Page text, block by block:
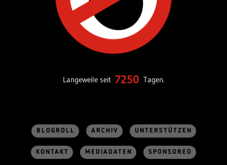
Langeweile seit 7250 Tagen.
BLOGROLL ARCHIV UNTERSTÜTZEN
KONTAKT MEDIADATEN SPONSORED